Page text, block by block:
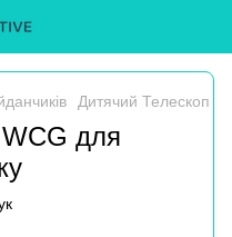
Дитячий Телескоп
для